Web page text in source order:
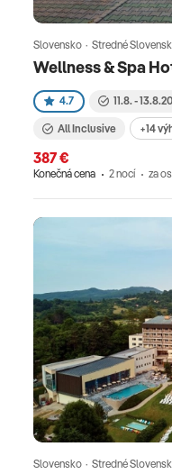
Wellness & Spa
Slovensko · Stredné
4.7 11.8. -
All Inclusive +14
387 €
Konečná cena 2 nocí za
Slovensko · Stredné